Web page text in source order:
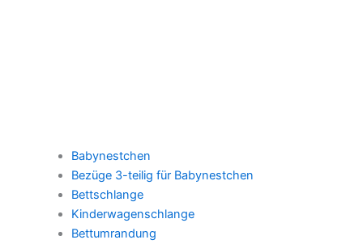
Babynestchen
Bezüge 3-teilig für Babynestchen
Bettschlange
Kinderwagenschlange
Bettumrandung